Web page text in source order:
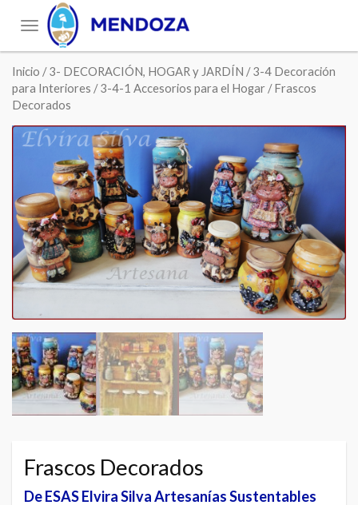
Toggle
navigation
Inicio /3- DECORACIÓN, HOGAR y JARDÍN /3-4 Decoración
para Interiores /3-4-1 Accesorios para el Hogar / Frascos
Decorados
Frascos Decorados
De ESAS Elvira Silva Artesanías Sustentables